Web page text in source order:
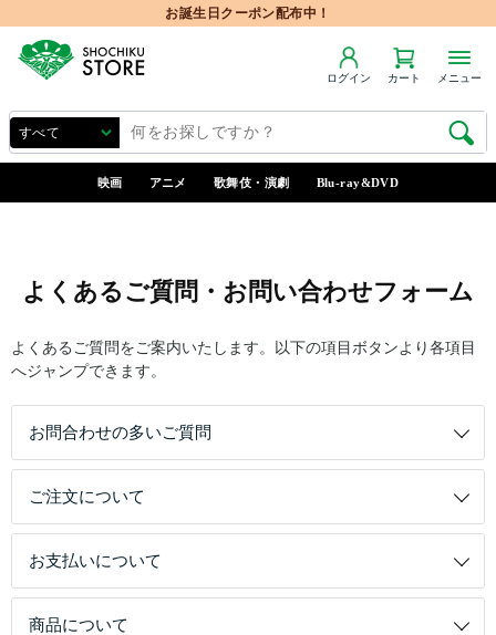
お誕生日クーポン配布中！
ログイン カート メニュー
映画 アニメ 歌舞伎・演劇 Blu-ray&DVD
よくあるご質問・お問い合わせフォーム
よくあるご質問をご案内いたします。以下の項目ボタンより各項目
へジャンプできます。
お問合わせの多いご質問
ご注文について
お支払いについて
商品について